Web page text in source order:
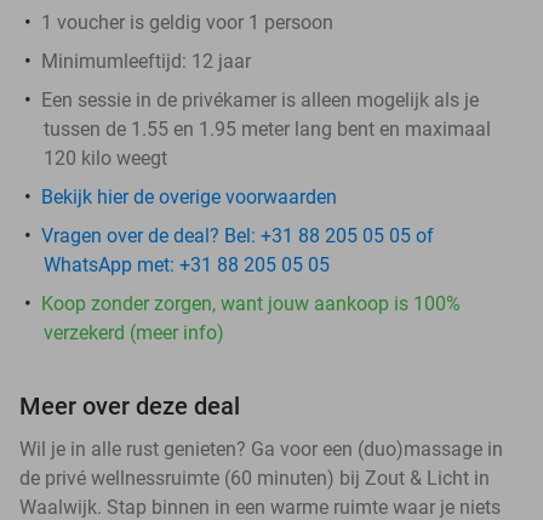
1 voucher is geldig voor 1 persoon
Minimumleeftijd: 12 jaar
Een sessie in de privékamer is alleen mogelijk als je
tussen de 1.55 en 1.95 meter lang bent en maximaal
120 kilo weegt
Bekijk hier de overige voorwaarden
Vragen over de deal? Bel: +31 88 205 05 05 of
WhatsApp met: +31 88 205 05 05
Koop zonder zorgen, want jouw aankoop is 100%
verzekerd (meer info)
Meer over deze deal
Wil je in alle rust genieten? Ga voor een (duo)massage in
de privé wellnessruimte (60 minuten) bij Zout & Licht in
Waalwijk. Stap binnen in een warme ruimte waar je niets